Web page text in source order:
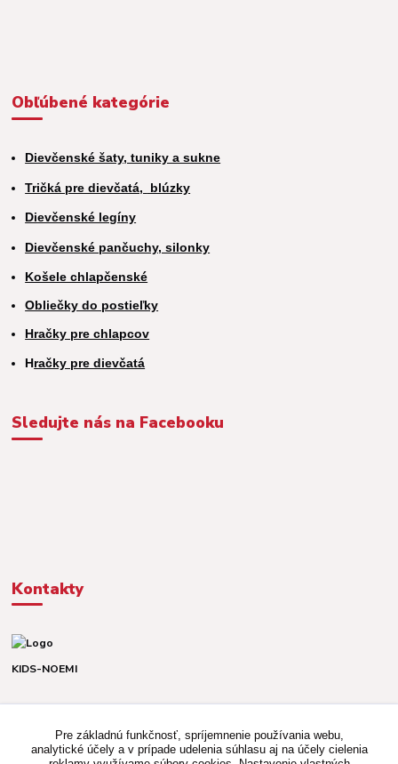
Obľúbené kategórie
Dievčenské šaty, tuniky a sukne
Tričká pre dievčatá, blúzky
Dievčenské legíny
Dievčenské pančuchy, silonky
Košele chlapčenské
Obliečky do postieľky
Hračky pre chlapcov
Hračky pre dievčatá
Sledujte nás na Facebooku
Kontakty
KIDS-NOEMI
Dávid alebo Martina
(Po-Pia, 8-16 hod.)
Pre základnú funkčnosť, spríjemnenie používania webu,
analytické účely a v prípade udelenia súhlasu aj na účely cielenia